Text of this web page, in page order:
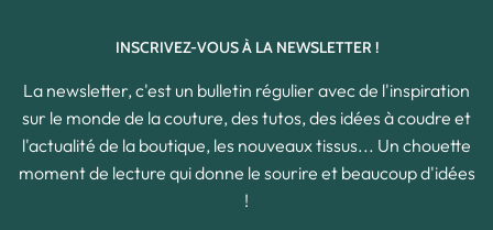
INSCRIVEZ-VOUS À LA NEWSLETTER !
La newsletter, c'est un bulletin régulier avec de l'inspiration
sur le monde de la couture, des tutos, des idées à coudre et
l'actualité de la boutique, les nouveaux tissus... Un chouette
moment de lecture qui donne le sourire et beaucoup d'idées
!